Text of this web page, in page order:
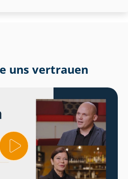
uns vertrauen